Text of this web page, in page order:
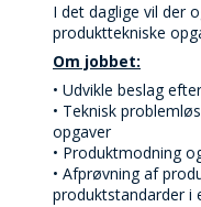
I det daglige vil der
produkttekniske
Om jobbet:
• Udvikle beslag
• Teknisk
opgaver
• Produktmodning
• Afprøvning af
produktstandarder i